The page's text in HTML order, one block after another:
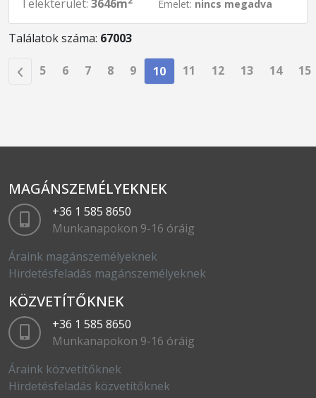
Telekterület: 3646m
Emelet: nincs megadva
Találatok száma: 67003
5 6 7 8 9 10 11 12 13 14 15
MAGÁNSZEMÉLYEKNEK
+36 1 585 8650
Munkanapokon 9-16 óráig
Áraink magánszemélyeknek
Hirdetésfeladás magánszemélyeknek
KÖZVETÍTŐKNEK
+36 1 585 8650
Munkanapokon 9-16 óráig
Áraink közvetítőknek
Hirdetésfeladás közvetítőknek